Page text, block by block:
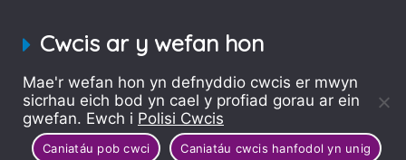
Cwcis ar y wefan hon
Mae'r wefan hon yn defnyddio cwcis er mwyn
sicrhau eich bod yn cael y profiad gorau ar ein
gwefan. Ewch i Polisi Cwcis
Caniatáu pob cwci Caniatáu cwcis hanfodol yn unig